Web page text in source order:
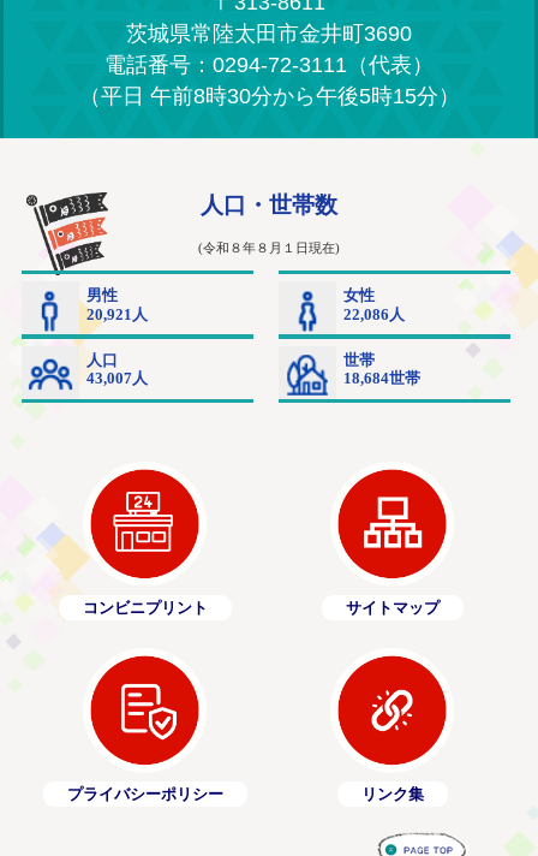
茨城県常陸太田市金井町3690
電話番号：0294-72-3111（代表）
（平日 午前8時30分から午後5時15分）
コンビニプリント サイトマップ
プライバシーポリシー リンク集